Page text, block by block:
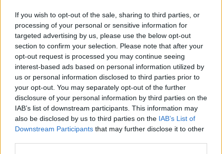
If you wish to opt-out of the sale, sharing to third parties, or
processing of your personal or sensitive information for
targeted advertising by us, please use the below opt-out
section to confirm your selection. Please note that after your
opt-out request is processed you may continue seeing
interest-based ads based on personal information utilized by
us or personal information disclosed to third parties prior to
your opt-out. You may separately opt-out of the further
disclosure of your personal information by third parties on the
IAB’s list of downstream participants. This information may
also be disclosed by us to third parties on the IAB’s List of
Downstream Participants that may further disclose it to other
αποδεικνύεται extra λειτουργική. Πάντως, στις αγορές σου μην
διστάσεις να επενδύσεις σε κλασικά items με διαχρονική
γοητεία.